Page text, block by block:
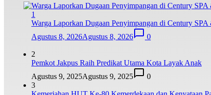
1
Warga Laporkan Dugaan Penyimpangan di Century
Agustus 8, 2026Agustus 8, 2026 0
2
Pemkot Jakpus Raih Predikat Utama Kota Layak Anak
Agustus 9, 2025Agustus 9, 2025
0
3